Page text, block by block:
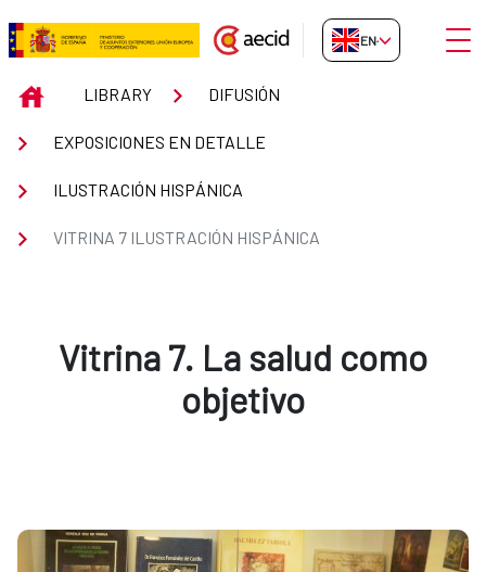
Skip to Main Content
Vitrina 7 Ilustración Hispánica
EN-GB
INICIOLIBRARY DIFUSIÓN
EXPOSICIONES EN DETALLE
ILUSTRACIÓN HISPÁNICA
VITRINA 7 ILUSTRACIÓN HISPÁNICA
Vitrina 7. La salud como
objetivo